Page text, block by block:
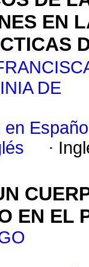
EN
DE
en
·
EN EL